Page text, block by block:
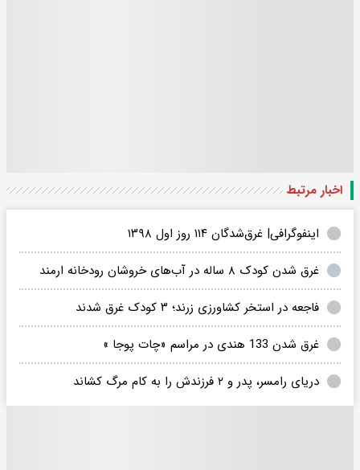
اخبار مرتبط
اینفوگرافی| ⁣غرق‌شدگان ۱۱۴ روز اول ۱۳۹۸
غرق شدن کودک ‌۸ ساله در آب‌های خروشان رودخانه ارمند
فاجعه‌ در استخر کشاورزی زرند؛ ۳ کودک غرق شدند
غرق شدن 133 هندی در مراسم «چات پوجا »
دریای رامسر، پدر و ۲ فرزندش را به کام مرگ کشاند